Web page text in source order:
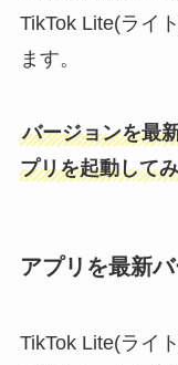
TikTok Lite(ライ
ます。
バージョンを最
プリを起動して
アプリを最新
TikTok Lite(ライ